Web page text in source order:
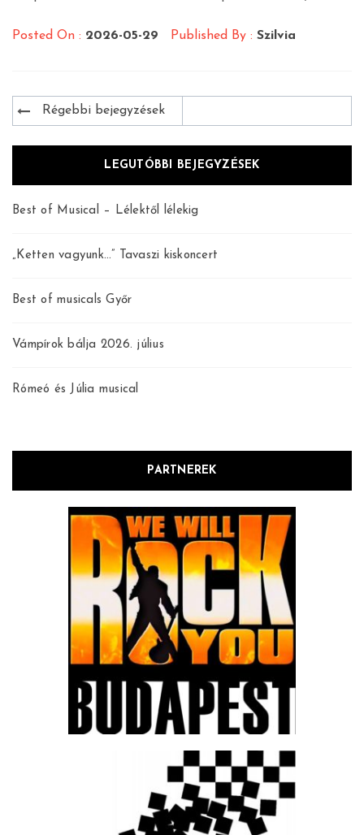
Posted On : 2026-05-29 Published By : Szilvia
Bejegyzés
navigáció
Régebbi bejegyzések
LEGUTÓBBI BEJEGYZÉSEK
Best of Musical – Lélektől lélekig
„Ketten vagyunk…” Tavaszi kiskoncert
Best of musicals Győr
Vámpírok bálja 2026. július
Rómeó és Júlia musical
PARTNEREK